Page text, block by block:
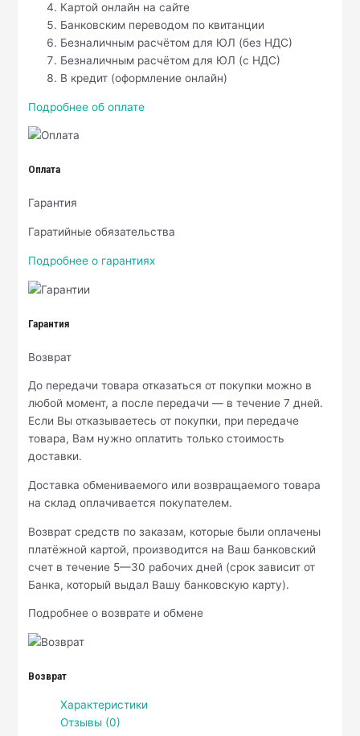
Картой онлайн на сайте
Банковским переводом по квитанции
Безналичным расчётом для ЮЛ (без НДС)
Безналичным расчётом для ЮЛ (с НДС)
В кредит (оформление онлайн)
Подробнее об оплате
Оплата
Гарантия
Гаратийные обязательства
Подробнее о гарантиях
Гарантия
Возврат
До передачи товара отказаться от покупки можно в
любой момент, а после передачи — в течение 7 дней.
Если Вы отказываетесь от покупки, при передаче
товара, Вам нужно оплатить только стоимость
доставки.
Доставка обмениваемого или возвращаемого товара
на склад оплачивается покупателем.
Возврат средств по заказам, которые были оплачены
платёжной картой, производится на Ваш банковский
счет в течение 5—30 рабочих дней (срок зависит от
Банка, который выдал Вашу банковскую карту).
Подробнее о возврате и обмене
Возврат
Характеристики
Отзывы (0)